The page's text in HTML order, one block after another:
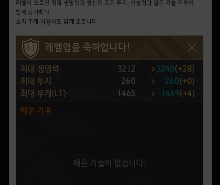
레벨이 오르면 최대 생명력과 정신력 혹은 투지, 신성력과 같은 기술 자원이
함께 증가하며
소지 무게 허용치도 함께 오릅니다.